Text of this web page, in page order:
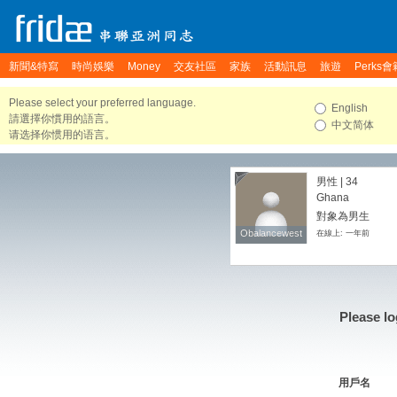
新聞&特寫 時尚娛樂 Money 交友社區 家族 活動訊息 旅遊 Perks會
Please select your preferred language.
請選擇你慣用的語言。
请选择你惯用的语言。
English
中文简体
Obalancewest
Obalancewest
男性 | 34
Ghana
對象為男生
在線上: 一年前
Please
用戶名